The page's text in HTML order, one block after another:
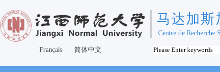
马达加斯
Centre de Recherche
Français 简体中文